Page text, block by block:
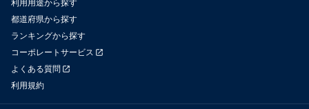
利用用途から探す
都道府県から探す
ランキングから探す
コーポレートサービス
よくある質問
利用規約